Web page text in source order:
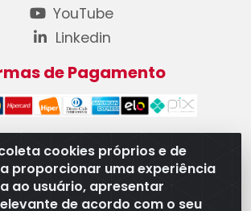
cookies próprios e de
proporcionar uma experiência
ao usuário, apresentar
de acordo com o seu
YouTube
Linkedin
de Pagamento
Automotivos LTDA - CNPJ
12 - Rua do Níquel, 667 - Parque
Goiânia/GO - CEP 74375-660